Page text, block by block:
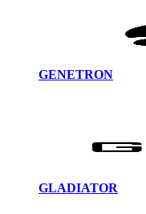
GENETRON
GLADIATOR